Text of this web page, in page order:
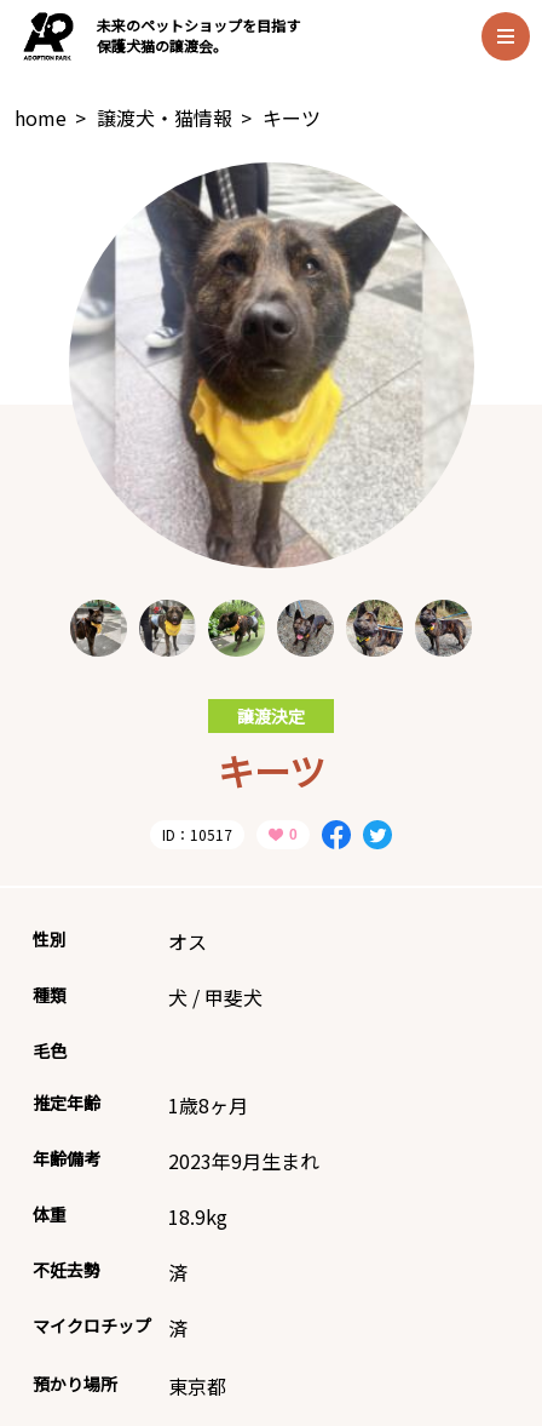
未来のペットショップを目指す
保護犬猫の譲渡会。
home > 譲渡犬・猫情報 > キーツ
譲渡決定
キーツ
ID：10517
性別 オス
種類 犬 / 甲斐犬
毛色
推定年齢 1歳8ヶ月
年齢備考 2023年9月生まれ
体重 18.9kg
不妊去勢 済
マイクロチップ 済
預かり場所 東京都